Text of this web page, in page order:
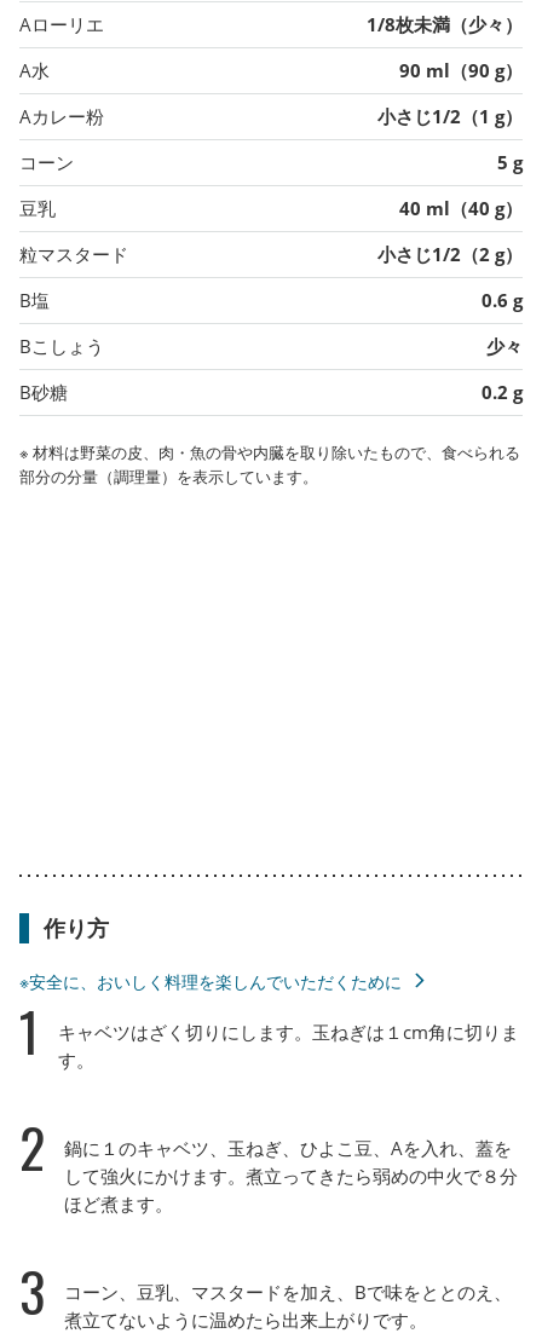
Aローリエ
1/8枚未満（少々）
A水
90 ml（90 g）
Aカレー粉
小さじ1/2（1 g）
コーン
5 g
豆乳
40 ml（40 g）
粒マスタード
小さじ1/2（2 g）
B塩
0.6 g
Bこしょう
少々
B砂糖
0.2 g
※ 材料は野菜の皮、肉・魚の骨や内臓を取り除いたもので、食べられる
部分の分量（調理量）を表示しています。
作り方
※安全に、おいしく料理を楽しんでいただくために
1
キャベツはざく切りにします。玉ねぎは１cm角に切りま
す。
2
鍋に１のキャベツ、玉ねぎ、ひよこ豆、Aを入れ、蓋を
して強火にかけます。煮立ってきたら弱めの中火で８分
ほど煮ます。
3
コーン、豆乳、マスタードを加え、Bで味をととのえ、
煮立てないように温めたら出来上がりです。